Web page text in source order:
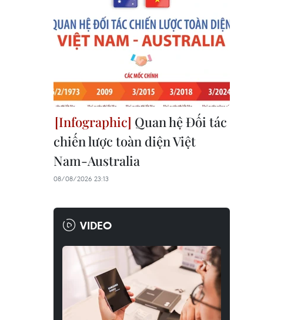
Quan hệ Đối tác
chiến lược toàn diện Việt
Nam-Australia
08/08/2026 23:13
VIDEO